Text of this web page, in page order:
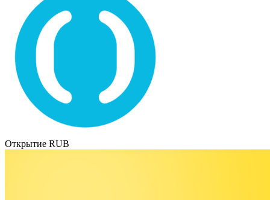
Открытие RUB